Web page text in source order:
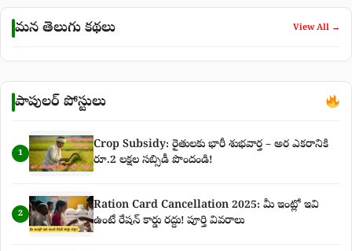
మన తెలుగు కథలు View All →
పాపులర్ పోస్టులు
1
Crop Subsidy: రైతులకు భారీ శుభవార్త – అర ఎకరానికి
రూ.2 లక్షల సబ్సిడీ పొందండి!
2
Ration Card Cancellation 2025: మీ ఇంట్లో ఇవి
ఉంటే రేషన్ కార్డు రద్దు! పూర్తి వివరాలు